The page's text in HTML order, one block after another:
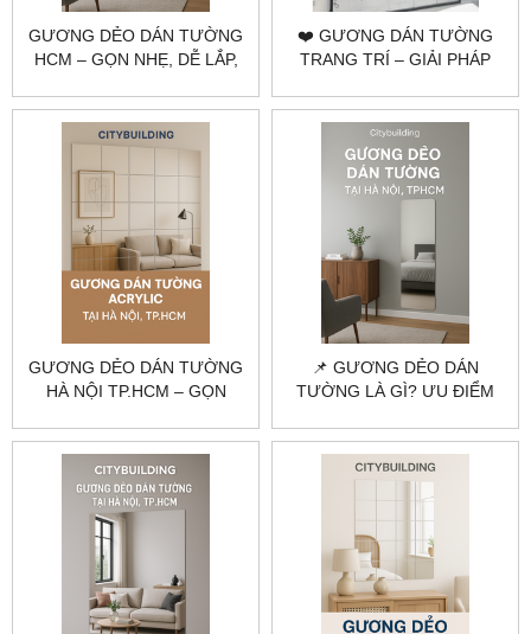
GƯƠNG DẺO DÁN TƯỜNG
HCM – GỌN NHẸ, DỄ LẮP,
LINH HOẠT | CITYBUILDING
❤️ GƯƠNG DÁN TƯỜNG
TRANG TRÍ – GIẢI PHÁP
CITYBUILDING
GƯƠNG DẺO DÁN TƯỜNG
HÀ NỘI TP.HCM – GỌN
CITYBUILDING
📌 GƯƠNG DẺO DÁN
TƯỜNG LÀ GÌ? ƯU ĐIỂM
CITYBUILDING